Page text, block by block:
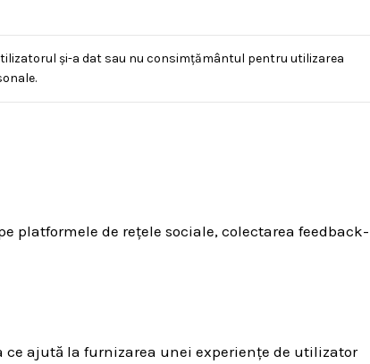
și-a dat sau nu consimțământul pentru utilizarea
de rețele sociale, colectarea feedback-
ajută la furnizarea unei experiențe de utilizator